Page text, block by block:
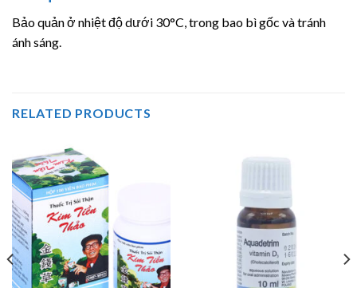
Bảo quản ở nhiệt độ dưới 30°C, trong bao bì gốc và tránh
ánh sáng.
RELATED PRODUCTS